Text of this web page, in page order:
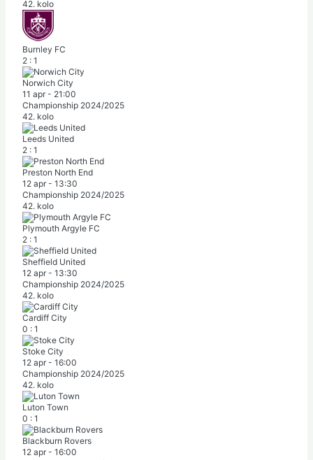
42. kolo
Burnley FC
2 : 1
Norwich City
11 apr - 21:00
Championship 2024/2025
42. kolo
Leeds United
2 : 1
Preston North End
12 apr - 13:30
Championship 2024/2025
42. kolo
Plymouth Argyle FC
2 : 1
Sheffield United
12 apr - 13:30
Championship 2024/2025
42. kolo
Cardiff City
0 : 1
Stoke City
12 apr - 16:00
Championship 2024/2025
42. kolo
Luton Town
0 : 1
Blackburn Rovers
12 apr - 16:00